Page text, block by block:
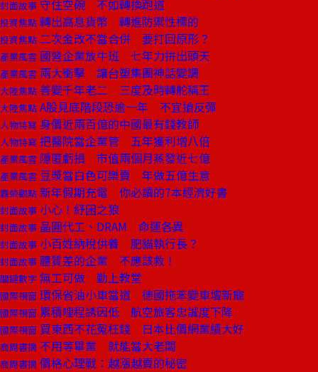
封面故事 守住空碗 不如轉換跑道
投資焦點 轉出高息貨幣 轉進防禦性標的
投資焦點 二次金改不當合併 要打回原形？
產業風雲 國營企業放牛班 七年力拚出頭天
產業風雲 兩大衝擊 讓台塑集團神話變調
大陸焦點 善變千年老二 三度及時轉舵稱王
大陸焦點 A股見底階段恐逾一年 不宜搶反彈
人物特寫 身價近兩百億的中國最有錢教師
人物特寫 把醫院當企業管 五年獲利增八倍
產業風雲 隱匿虧損 市值兩個月蒸發近七億
產業風雲 豆漿當白色可樂賣 年做五億生意
霸榮觀點 新年假期充電 你必讀的7本經濟好書
封面故事 小心！紓困之狼
封面故事 晶圓代工、DRAM 命運各異
封面故事 小百姓納稅供養 肥貓執行長？
封面故事 體質差的企業 不應該救！
關鍵數字 無工可做 勤上教堂
國際視窗 環保省油小車當道 德國拖笨變車壇新寵
國際視窗 累積哩程誘因低 航空旅客忠誠度下降
國際視窗 買東西不花冤枉錢 日本比價網業績大好
商周書摘 不用等畢業 就能當大老闆
商周書摘 價格心理戰：越漲越賣的秘密